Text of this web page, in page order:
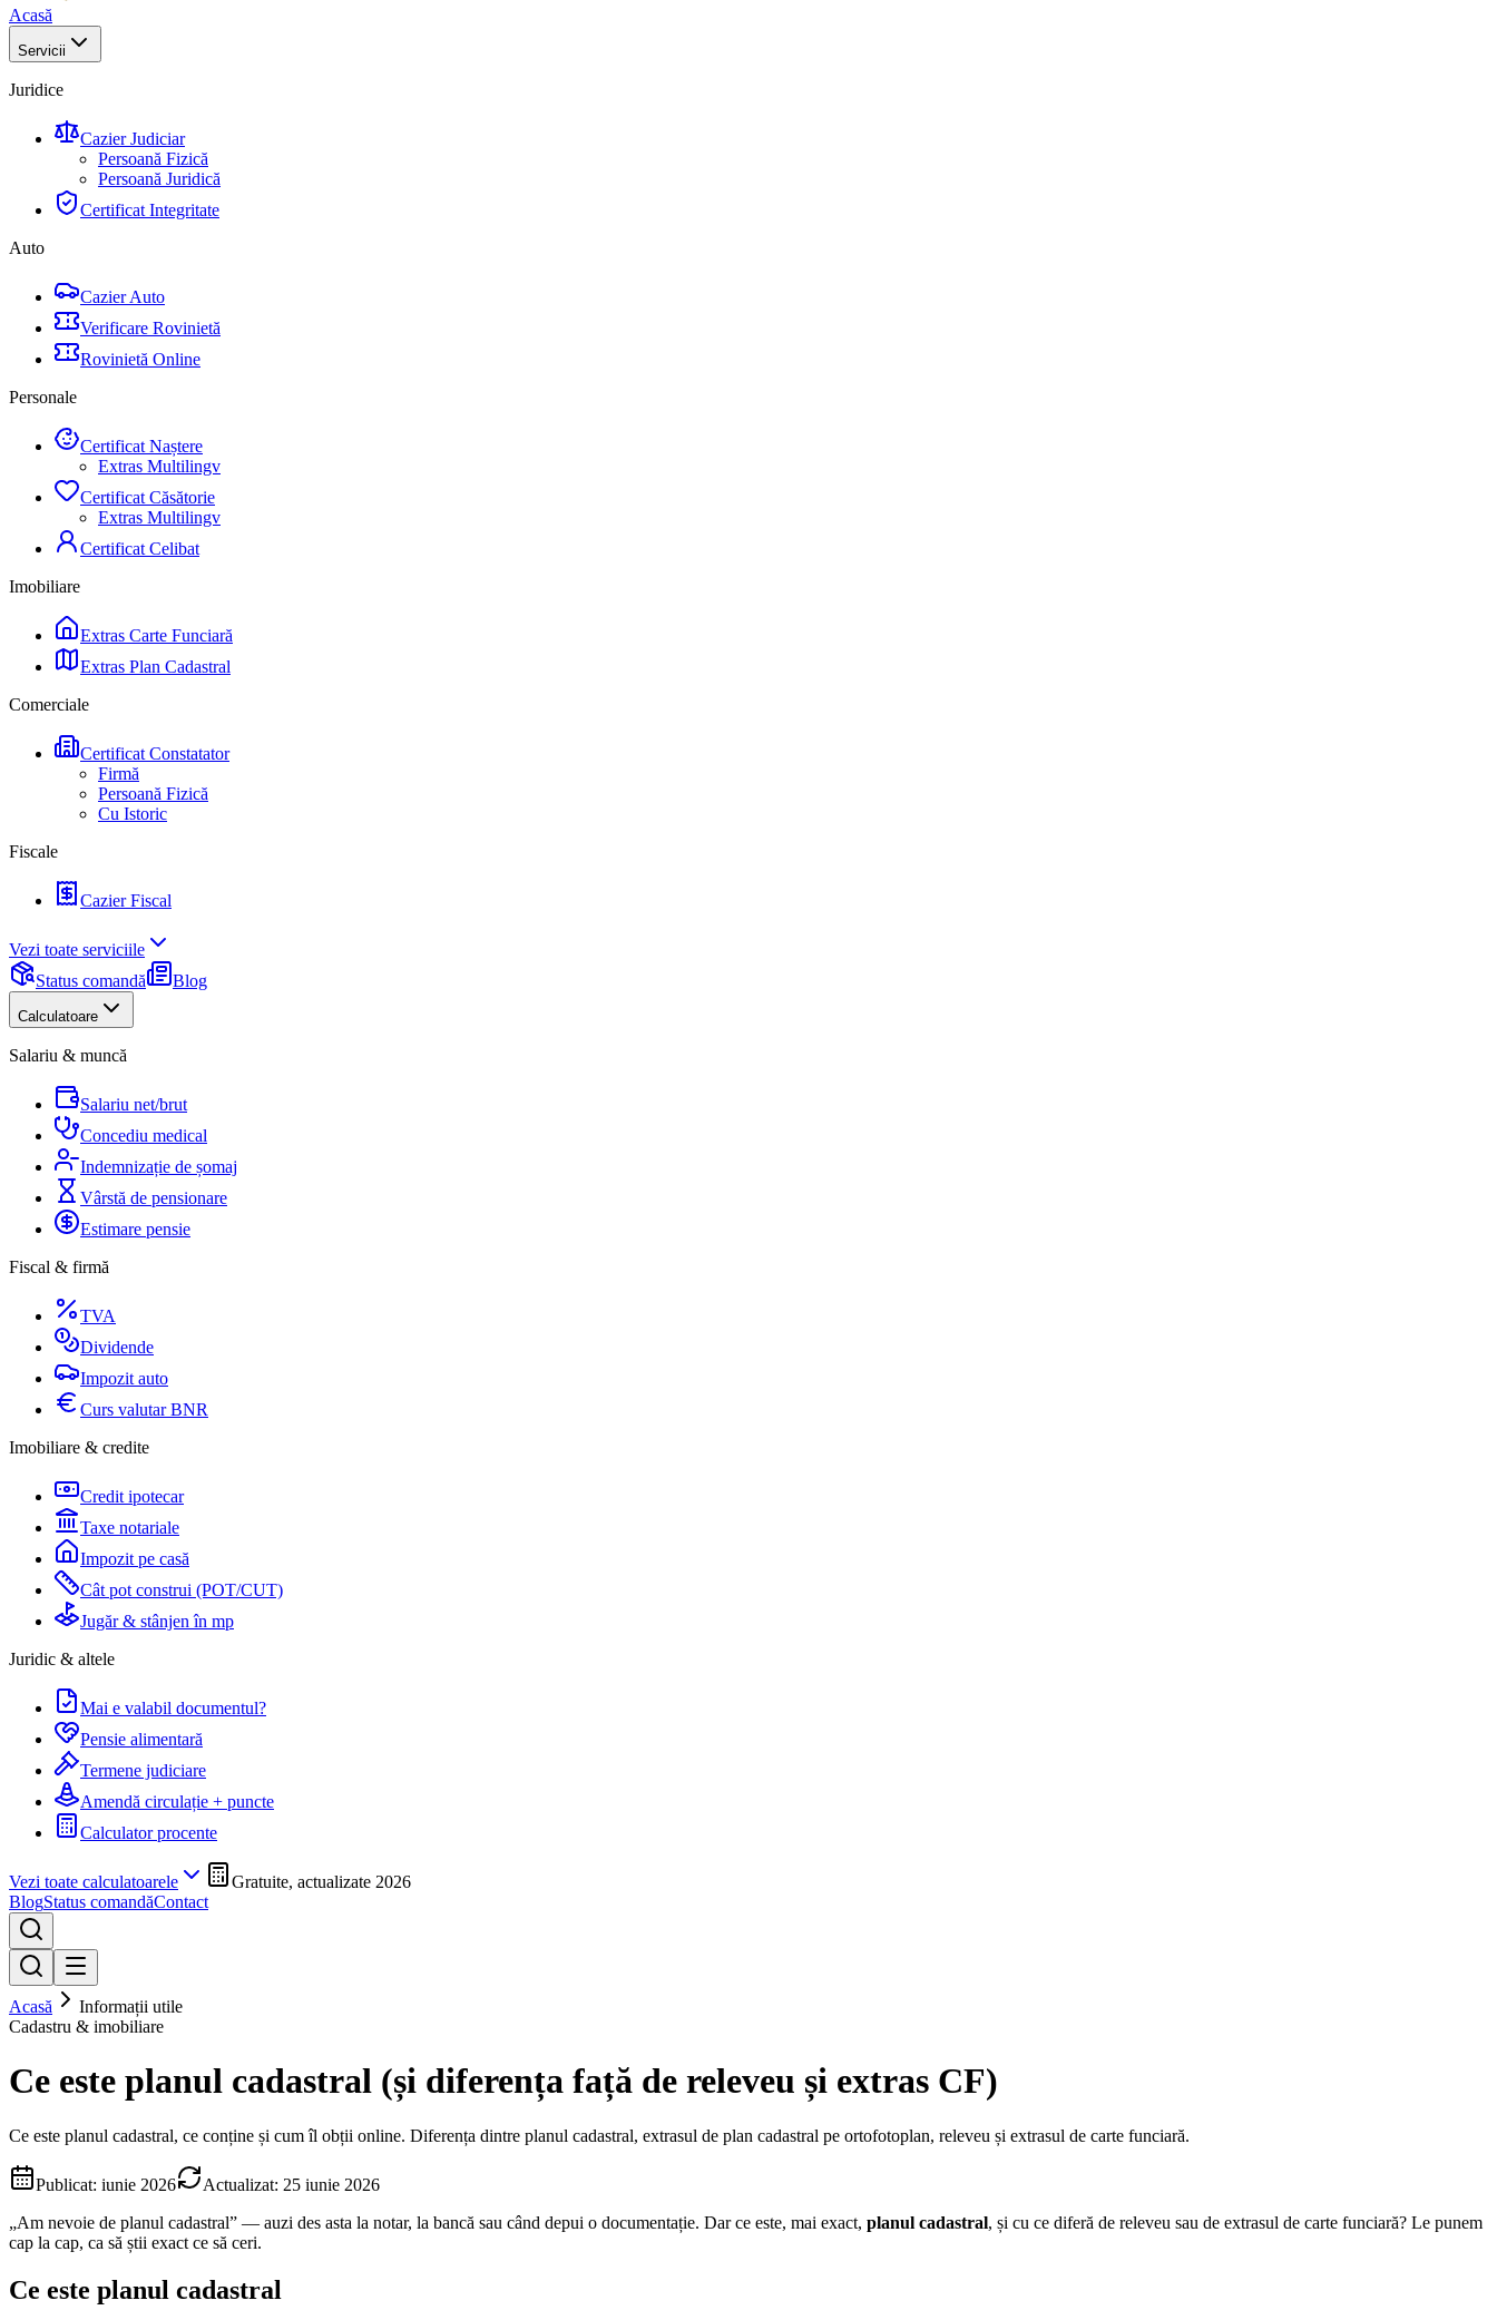
Acasă
Servicii
Juridice
Cazier Judiciar
Persoană Fizică
Persoană Juridică
Certificat Integritate
Auto
Cazier Auto
Verificare Rovinietă
Rovinietă Online
Personale
Certificat Naștere
Extras Multilingv
Certificat Căsătorie
Extras Multilingv
Certificat Celibat
Imobiliare
Extras Carte Funciară
Extras Plan Cadastral
Comerciale
Certificat Constatator
Firmă
Persoană Fizică
Cu Istoric
Fiscale
Cazier Fiscal
Vezi toate serviciile
Status comandă
Blog
Calculatoare
Salariu & muncă
Salariu net/brut
Concediu medical
Indemnizație de șomaj
Vârstă de pensionare
Estimare pensie
Fiscal & firmă
TVA
Dividende
Impozit auto
Curs valutar BNR
Imobiliare & credite
Credit ipotecar
Taxe notariale
Impozit pe casă
Cât pot construi (POT/CUT)
Jugăr & stânjen în mp
Juridic & altele
Mai e valabil documentul?
Pensie alimentară
Termene judiciare
Amendă circulație + puncte
Calculator procente
Vezi toate calculatoarele
Gratuite, actualizate 2026
BlogStatus comandăContact
Acasă
Informații utile
Cadastru & imobiliare
Ce este planul cadastral (și diferența față de releveu și extras CF)
Ce este planul cadastral, ce conține și cum îl obții online. Diferența dintre planul cadastral, extrasul de plan cadastral pe ortofotoplan, releveu și extrasul de carte funciară.
Publicat: iunie 2026 Actualizat: 25 iunie 2026
„Am nevoie de planul cadastral” — auzi des asta la notar, la bancă sau când depui o documentație. Dar ce este, mai exact, planul cadastral, și cu ce diferă de releveu sau de extrasul de carte funciară? Le punem
cap la cap, ca să știi exact ce să ceri.
Ce este planul cadastral